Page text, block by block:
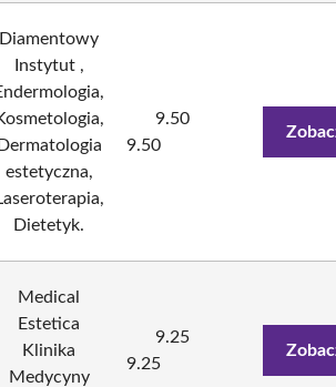
Diamentowy
Instytut ,
Dermatologia
estetyczna,
Dietetyk.
9.50
9.50
Medical
Estetica
Klinika
Medycyny
9.25
9.25